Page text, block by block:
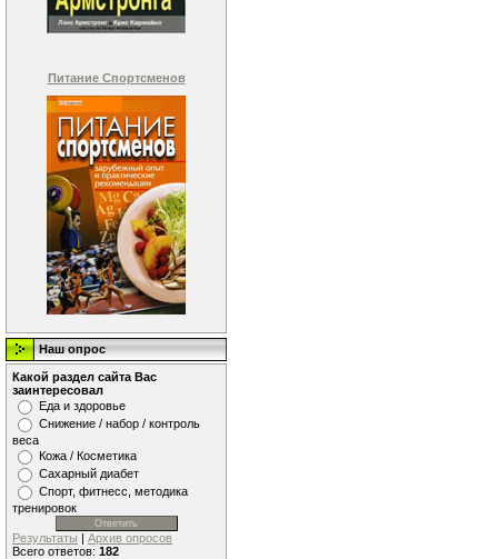
Питание Спортсменов
Наш опрос
Какой раздел сайта Вас
заинтересовал
Еда и здоровье
Снижение / набор / контроль
веса
Кожа / Косметика
Сахарный диабет
Спорт, фитнесс, методика
тренировок
Результаты | Архив опросов
Всего ответов: 182